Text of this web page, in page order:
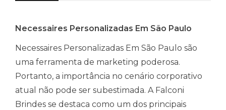
Necessaires Personalizadas Em São Paulo
Necessaires Personalizadas Em São Paulo são
uma ferramenta de marketing poderosa.
Portanto, a importância no cenário corporativo
atual não pode ser subestimada. A Falconi
Brindes se destaca como um dos principais